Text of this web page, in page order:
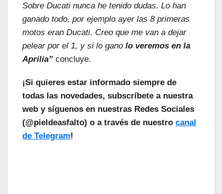
Sobre Ducati nunca he tenido dudas. Lo han
ganado todo, por ejemplo ayer las 8 primeras
motos eran Ducati. Creo que me van a dejar
pelear por el 1, y si lo gano lo veremos en la
Aprilia” concluye.
¡Si quieres estar informado siempre de
todas las novedades, subscríbete a nuestra
web y síguenos en nuestras Redes Sociales
(@pieldeasfalto) o a través de nuestro canal
de Telegram!